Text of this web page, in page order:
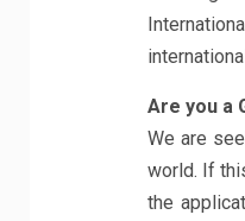
Are you a
We are
world. If
the